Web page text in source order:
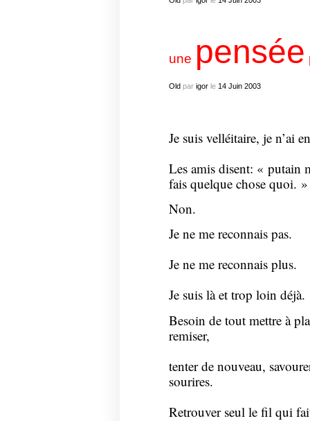
une pensée
Oldpar igorle 14 Juin 2003
Je suis velléitaire, je n’ai
Les amis disent: « putain
fais quelque chose quoi. »
Non.
Je ne me reconnais pas.
Je ne me reconnais plus.
Je suis là et trop loin déjà.
Besoin de tout mettre à
remiser,
tenter de nouveau,
sourires.
Retrouver seul le fil qui